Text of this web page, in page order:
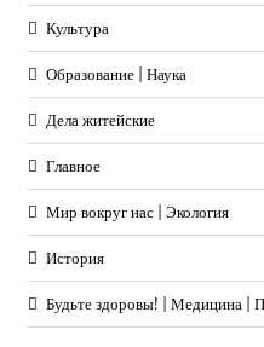
Культура
Образование | Наука
Дела житейские
Главное
Мир вокруг нас | Экология
История
Будьте здоровы! | Медицина |